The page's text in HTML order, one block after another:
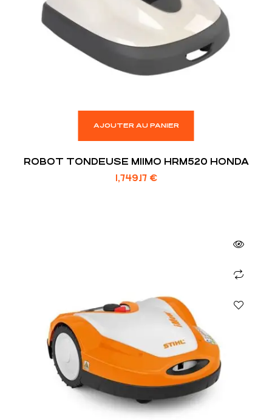
AJOUTER AU PANIER
ROBOT TONDEUSE MIIMO HRM520 HONDA
1,749.17 €